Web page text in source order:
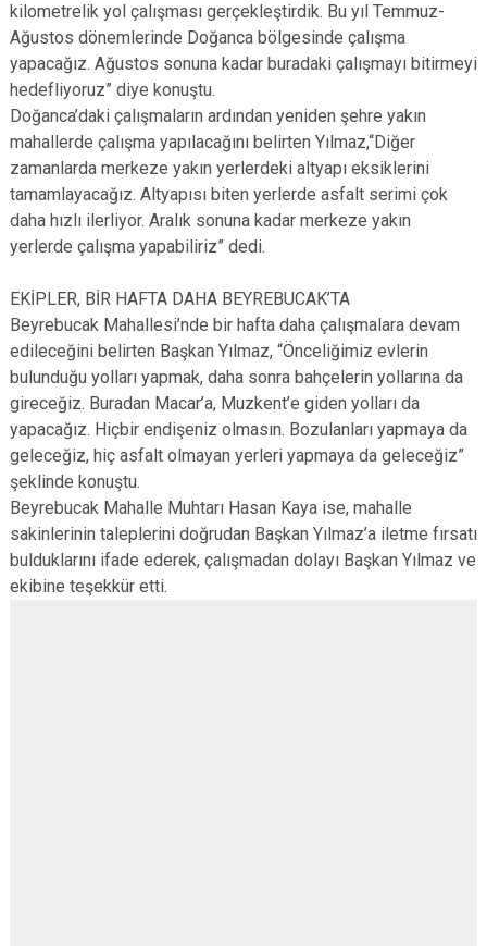
kilometrelik yol çalışması gerçekleştirdik. Bu yıl Temmuz-
Ağustos dönemlerinde Doğanca bölgesinde çalışma
yapacağız. Ağustos sonuna kadar buradaki çalışmayı bitirmeyi
hedefliyoruz” diye konuştu.
Doğanca’daki çalışmaların ardından yeniden şehre yakın
mahallerde çalışma yapılacağını belirten Yılmaz,“Diğer
zamanlarda merkeze yakın yerlerdeki altyapı eksiklerini
tamamlayacağız. Altyapısı biten yerlerde asfalt serimi çok
daha hızlı ilerliyor. Aralık sonuna kadar merkeze yakın
yerlerde çalışma yapabiliriz” dedi.
EKİPLER, BİR HAFTA DAHA BEYREBUCAK’TA
Beyrebucak Mahallesi’nde bir hafta daha çalışmalara devam
edileceğini belirten Başkan Yılmaz, “Önceliğimiz evlerin
bulunduğu yolları yapmak, daha sonra bahçelerin yollarına da
gireceğiz. Buradan Macar’a, Muzkent’e giden yolları da
yapacağız. Hiçbir endişeniz olmasın. Bozulanları yapmaya da
geleceğiz, hiç asfalt olmayan yerleri yapmaya da geleceğiz”
şeklinde konuştu.
Beyrebucak Mahalle Muhtarı Hasan Kaya ise, mahalle
sakinlerinin taleplerini doğrudan Başkan Yılmaz’a iletme fırsatı
bulduklarını ifade ederek, çalışmadan dolayı Başkan Yılmaz ve
ekibine teşekkür etti.